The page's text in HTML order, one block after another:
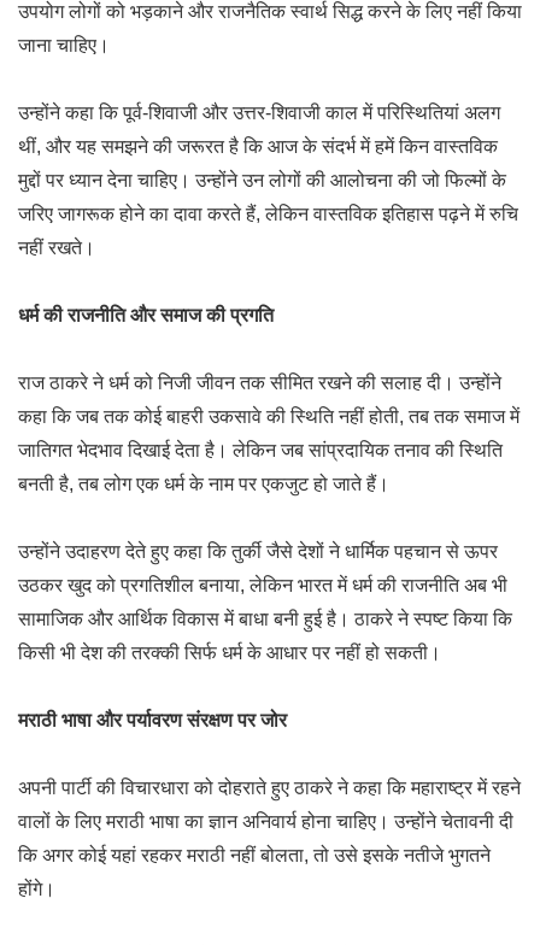
उपयोग लोगों को भड़काने और राजनैतिक स्वार्थ सिद्ध करने के लिए नहीं किया
जाना चाहिए।
उन्होंने कहा कि पूर्व-शिवाजी और उत्तर-शिवाजी काल में परिस्थितियां अलग
थीं, और यह समझने की जरूरत है कि आज के संदर्भ में हमें किन वास्तविक
मुद्दों पर ध्यान देना चाहिए। उन्होंने उन लोगों की आलोचना की जो फिल्मों के
जरिए जागरूक होने का दावा करते हैं, लेकिन वास्तविक इतिहास पढ़ने में रुचि
नहीं रखते।
धर्म की राजनीति और समाज की प्रगति
राज ठाकरे ने धर्म को निजी जीवन तक सीमित रखने की सलाह दी। उन्होंने
कहा कि जब तक कोई बाहरी उकसावे की स्थिति नहीं होती, तब तक समाज में
जातिगत भेदभाव दिखाई देता है। लेकिन जब सांप्रदायिक तनाव की स्थिति
बनती है, तब लोग एक धर्म के नाम पर एकजुट हो जाते हैं।
उन्होंने उदाहरण देते हुए कहा कि तुर्की जैसे देशों ने धार्मिक पहचान से ऊपर
उठकर खुद को प्रगतिशील बनाया, लेकिन भारत में धर्म की राजनीति अब भी
सामाजिक और आर्थिक विकास में बाधा बनी हुई है। ठाकरे ने स्पष्ट किया कि
किसी भी देश की तरक्की सिर्फ धर्म के आधार पर नहीं हो सकती।
मराठी भाषा और पर्यावरण संरक्षण पर जोर
अपनी पार्टी की विचारधारा को दोहराते हुए ठाकरे ने कहा कि महाराष्ट्र में रहने
वालों के लिए मराठी भाषा का ज्ञान अनिवार्य होना चाहिए। उन्होंने चेतावनी दी
कि अगर कोई यहां रहकर मराठी नहीं बोलता, तो उसे इसके नतीजे भुगतने
होंगे।